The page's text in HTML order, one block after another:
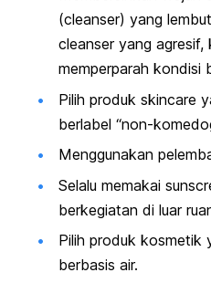
(cleanser) yang
cleanseryang agresif,
memperparah kondisi
Pilih produk skincare
berlabel “non-
Menggunakan
Selalu memakai
berkegiatan di luar
Pilih produk kosmetik
berbasis air.